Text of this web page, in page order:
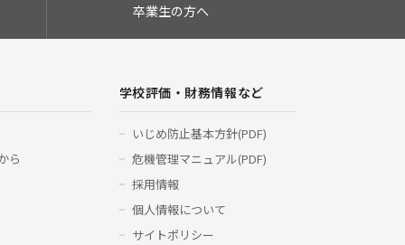
卒業生の方へ
ら
学校評価・財務情報など
いじめ防止基本方針(PDF)
危機管理マニュアル(PDF)
採用情報
個人情報について
サイトポリシー